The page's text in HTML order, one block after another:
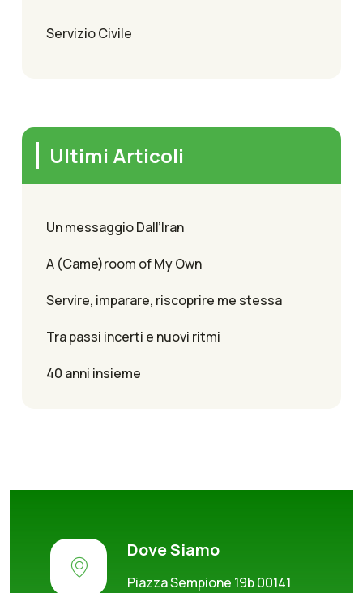
Servizio Civile
Ultimi Articoli
Un messaggio Dall’Iran
A (Came)room of My Own
Servire, imparare, riscoprire me stessa
Tra passi incerti e nuovi ritmi
40 anni insieme
Dove Siamo
Piazza Sempione 19b 00141